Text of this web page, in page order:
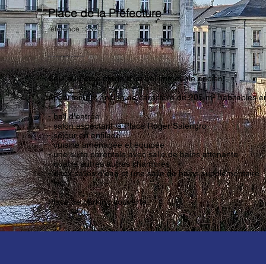
Place de la Préfecture
référence : 282
Seul au 2ème étage d'un bel immeuble ancien.
Appartement ancien de caractère de 205 m² habitables
- hall d'entrée
- salon aspectant la Place Roger Salengro
- séjour en enfilade
- cuisine aménagée et équipée
- une suite parentale avec salle de bains attenante
- quatre autres autres chambres
- deux salles d'eau et une salle de bains supplémentaire
- wc.
Place de parking couverte.